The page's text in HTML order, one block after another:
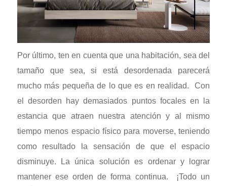
Por último, ten en cuenta que una habitación, sea del
tamaño que sea, si está desordenada parecerá
mucho más pequeña de lo que es en realidad. Con
el desorden hay demasiados puntos focales en la
estancia que atraen nuestra atención y al mismo
tiempo menos espacio físico para moverse, teniendo
como resultado la sensación de que el espacio
disminuye. La única solución es ordenar y lograr
mantener ese orden de forma continua. ¡Todo un